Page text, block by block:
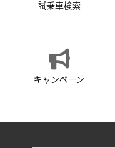
試乗車検索
キャンペーン